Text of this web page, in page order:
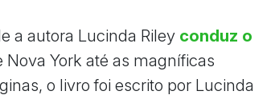
a autora Lucinda Riley conduz o
York até as magníficas
o livro foi escrito por Lucinda